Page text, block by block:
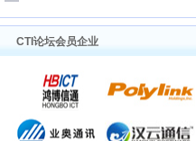
CTI论坛会员企业